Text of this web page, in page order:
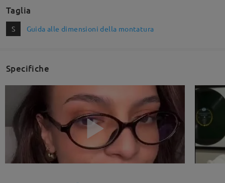
Taglia
S Guida alle dimensioni della montatura
Specifiche